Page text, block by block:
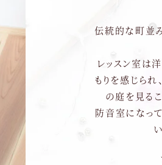
伝統的な町並み
レッスン室は
もりを感じら
の庭を見る
防音室になっ